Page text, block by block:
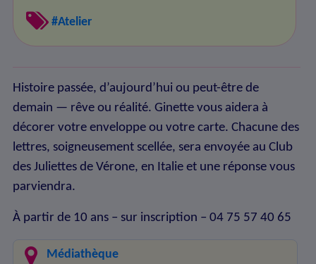
#Atelier
Histoire passée, d’aujourd’hui ou peut-être de
demain — rêve ou réalité. Ginette vous aidera à
décorer votre enveloppe ou votre carte. Chacune des
lettres, soigneusement scellée, sera envoyée au Club
des Juliettes de Vérone, en Italie et une réponse vous
parviendra.
À partir de 10 ans – sur inscription – 04 75 57 40 65
Médiathèque